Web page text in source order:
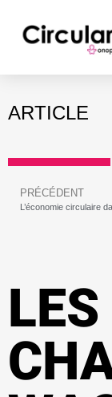
ARTICLE
PRÉCÉDENT
LES